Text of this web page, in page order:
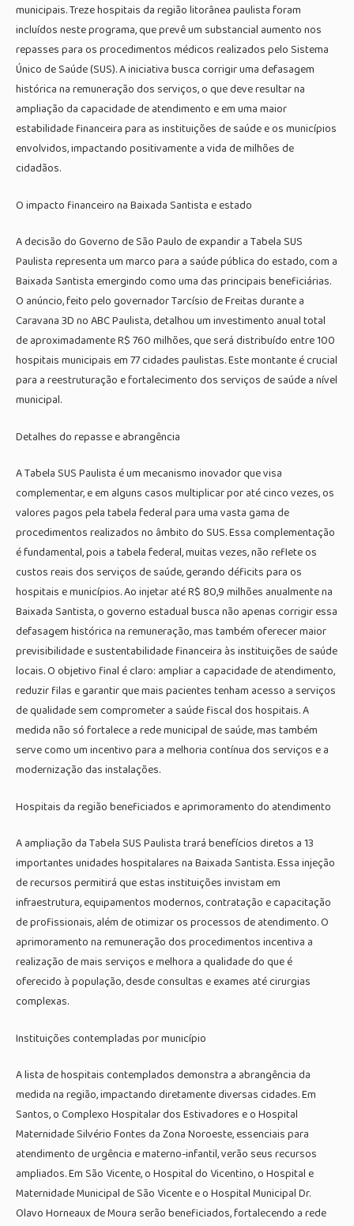
municipais. Treze hospitais da região litorânea paulista foram
incluídos neste programa, que prevê um substancial aumento nos
repasses para os procedimentos médicos realizados pelo Sistema
Único de Saúde (SUS). A iniciativa busca corrigir uma defasagem
histórica na remuneração dos serviços, o que deve resultar na
ampliação da capacidade de atendimento e em uma maior
estabilidade financeira para as instituições de saúde e os municípios
envolvidos, impactando positivamente a vida de milhões de
cidadãos.
O impacto financeiro na Baixada Santista e estado
A decisão do Governo de São Paulo de expandir a Tabela SUS
Paulista representa um marco para a saúde pública do estado, com a
Baixada Santista emergindo como uma das principais beneficiárias.
O anúncio, feito pelo governador Tarcísio de Freitas durante a
Caravana 3D no ABC Paulista, detalhou um investimento anual total
de aproximadamente R$ 760 milhões, que será distribuído entre 100
hospitais municipais em 77 cidades paulistas. Este montante é crucial
para a reestruturação e fortalecimento dos serviços de saúde a nível
municipal.
Detalhes do repasse e abrangência
A Tabela SUS Paulista é um mecanismo inovador que visa
complementar, e em alguns casos multiplicar por até cinco vezes, os
valores pagos pela tabela federal para uma vasta gama de
procedimentos realizados no âmbito do SUS. Essa complementação
é fundamental, pois a tabela federal, muitas vezes, não reflete os
custos reais dos serviços de saúde, gerando déficits para os
hospitais e municípios. Ao injetar até R$ 80,9 milhões anualmente na
Baixada Santista, o governo estadual busca não apenas corrigir essa
defasagem histórica na remuneração, mas também oferecer maior
previsibilidade e sustentabilidade financeira às instituições de saúde
locais. O objetivo final é claro: ampliar a capacidade de atendimento,
reduzir filas e garantir que mais pacientes tenham acesso a serviços
de qualidade sem comprometer a saúde fiscal dos hospitais. A
medida não só fortalece a rede municipal de saúde, mas também
serve como um incentivo para a melhoria contínua dos serviços e a
modernização das instalações.
Hospitais da região beneficiados e aprimoramento do atendimento
A ampliação da Tabela SUS Paulista trará benefícios diretos a 13
importantes unidades hospitalares na Baixada Santista. Essa injeção
de recursos permitirá que estas instituições invistam em
infraestrutura, equipamentos modernos, contratação e capacitação
de profissionais, além de otimizar os processos de atendimento. O
aprimoramento na remuneração dos procedimentos incentiva a
realização de mais serviços e melhora a qualidade do que é
oferecido à população, desde consultas e exames até cirurgias
complexas.
Instituições contempladas por município
A lista de hospitais contemplados demonstra a abrangência da
medida na região, impactando diretamente diversas cidades. Em
Santos, o Complexo Hospitalar dos Estivadores e o Hospital
Maternidade Silvério Fontes da Zona Noroeste, essenciais para
atendimento de urgência e materno-infantil, verão seus recursos
ampliados. Em São Vicente, o Hospital do Vicentino, o Hospital e
Maternidade Municipal de São Vicente e o Hospital Municipal Dr.
Olavo Horneaux de Moura serão beneficiados, fortalecendo a rede